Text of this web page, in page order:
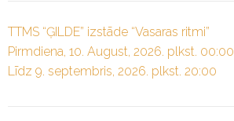
TTMS “ĢILDE” izstāde “Vasaras ritmi”
Pirmdiena, 10. August, 2026. plkst. 00:00
Līdz 9. septembris, 2026. plkst. 20:00